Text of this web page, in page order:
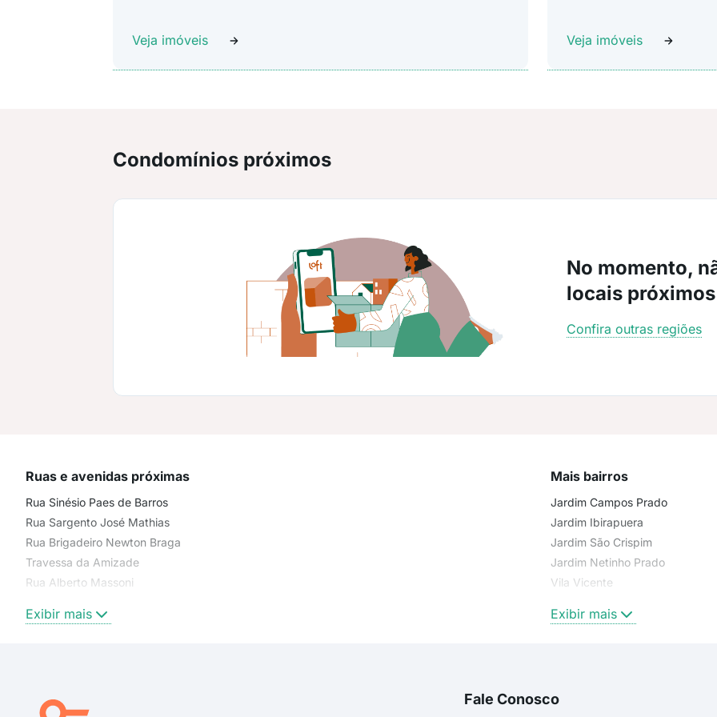
Veja imóveis Veja imóveis
Condomínios próximos
No momento,
locais
Confira outras regiões
Ruas e avenidas próximas
Rua Sinésio Paes de Barros
Rua Sargento José Mathias
Rua Brigadeiro Newton Braga
Travessa da Amizade
Rua Alberto Massoni
Rua Antônio Pavanelli
Alameda Virginio Zanatto
Exibir mais
Mais bairros
Jardim Campos Prado
Jardim Ibirapuera
Jardim São Crispim
Jardim Netinho Prado
Vila Vicente
Exibir mais
Fale Conosco